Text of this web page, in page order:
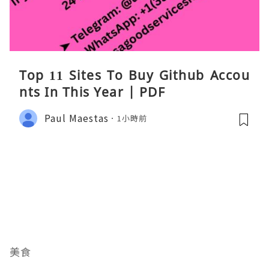
Top 11 Sites To Buy Github Accou
nts In This Year | PDF
Paul Maestas 1小時前
美食